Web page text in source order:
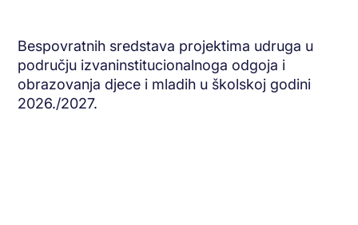
Bespovratnih sredstava projektima udruga u
području izvaninstitucionalnoga odgoja i
obrazovanja djece i mladih u školskoj godini
2026./2027.